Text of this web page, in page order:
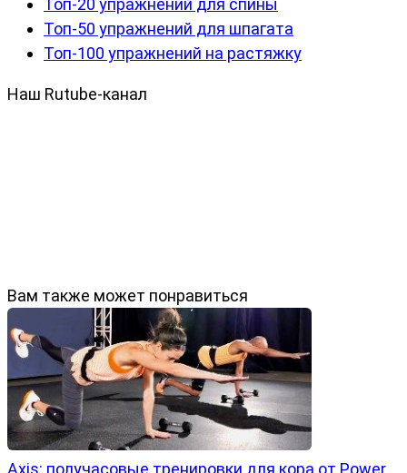
Топ-20 упражнений для спины
Топ-50 упражнений для шпагата
Топ-100 упражнений на растяжку
Наш Rutube-канал
Вам также может понравиться
Axis: получасовые тренировки для кора от Power